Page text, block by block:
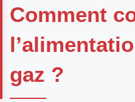
Comment
gaz ?